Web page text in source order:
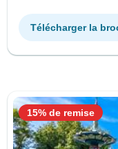
Télécharger la
15% de remise